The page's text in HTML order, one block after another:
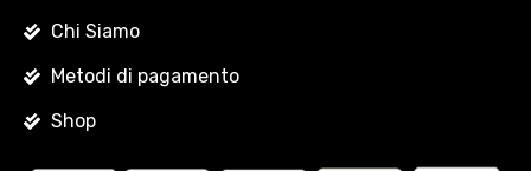
Chi Siamo
Metodi di pagamento
Shop